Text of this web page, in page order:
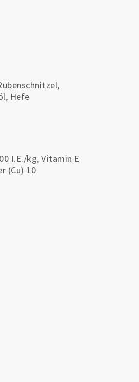
Hefe
I.E./kg, Vitamin E
(Cu) 10